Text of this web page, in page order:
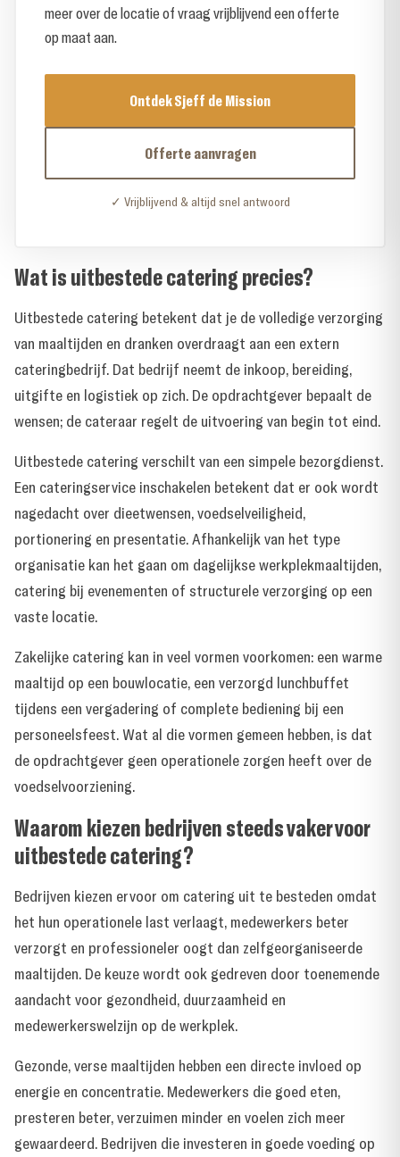
meer over de locatie of vraag vrijblijvend een offerte
op maat aan.
Ontdek Sjeff de Mission
Offerte aanvragen
✓ Vrijblijvend & altijd snel antwoord
Wat is uitbestede catering precies?
Uitbestede catering betekent dat je de volledige verzorging
van maaltijden en dranken overdraagt aan een extern
cateringbedrijf. Dat bedrijf neemt de inkoop, bereiding,
uitgifte en logistiek op zich. De opdrachtgever bepaalt de
wensen; de cateraar regelt de uitvoering van begin tot eind.
Uitbestede catering verschilt van een simpele bezorgdienst.
Een cateringservice inschakelen betekent dat er ook wordt
nagedacht over dieetwensen, voedselveiligheid,
portionering en presentatie. Afhankelijk van het type
organisatie kan het gaan om dagelijkse werkplekmaaltijden,
catering bij evenementen of structurele verzorging op een
vaste locatie.
Zakelijke catering kan in veel vormen voorkomen: een warme
maaltijd op een bouwlocatie, een verzorgd lunchbuffet
tijdens een vergadering of complete bediening bij een
personeelsfeest. Wat al die vormen gemeen hebben, is dat
de opdrachtgever geen operationele zorgen heeft over de
voedselvoorziening.
Waarom kiezen bedrijven steeds vaker voor
uitbestede catering?
Bedrijven kiezen ervoor om catering uit te besteden omdat
het hun operationele last verlaagt, medewerkers beter
verzorgt en professioneler oogt dan zelfgeorganiseerde
maaltijden. De keuze wordt ook gedreven door toenemende
aandacht voor gezondheid, duurzaamheid en
medewerkerswelzijn op de werkplek.
Gezonde, verse maaltijden hebben een directe invloed op
energie en concentratie. Medewerkers die goed eten,
presteren beter, verzuimen minder en voelen zich meer
gewaardeerd. Bedrijven die investeren in goede voeding op